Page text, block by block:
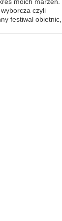
czyli
festiwal obietnic,..